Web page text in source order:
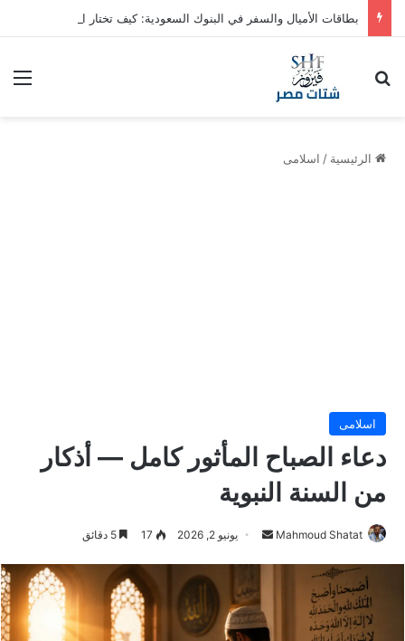
بطاقات الأميال والسفر في البنوك السعودية: كيف تختار الأنسب
بحث عن
الرئيسية / اسلامى
اسلامى
دعاء الصباح المأثور كامل — أذكار
من السنة النبوية
Mahmoud Shatat
ل
ب
يونيو 2, 2026 17